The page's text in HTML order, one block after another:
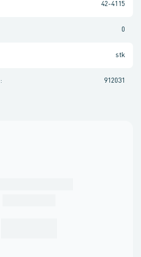
42-4115
0
stk
: 912031